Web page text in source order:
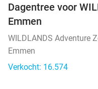
Dagentree voor
Emmen
WILDLANDS Adventure
Emmen
Verkocht: 16.574